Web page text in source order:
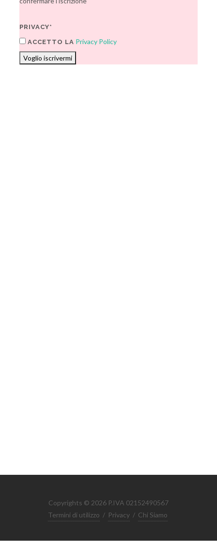
PRIVACY*
ACCETTO LA Privacy Policy
Voglio iscrivermi
Copyrights © 2026 P.IVA 02152490567
Termini di utilizzo / Privacy / Chi Siamo